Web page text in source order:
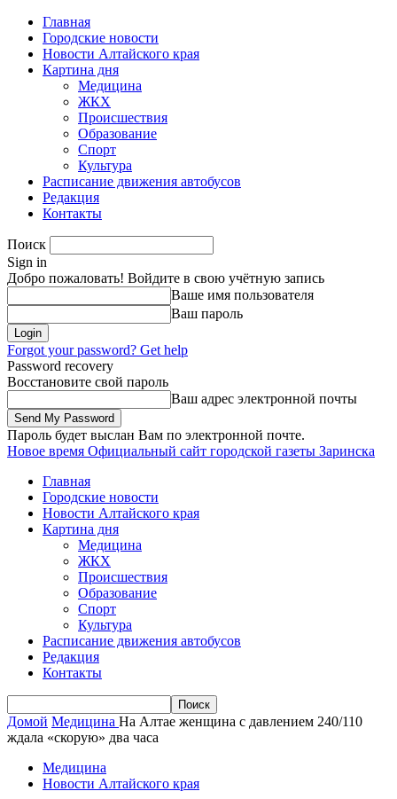
Главная
Городские новости
Новости Алтайского края
Картина дня
Медицина
ЖКХ
Происшествия
Образование
Спорт
Культура
Расписание движения автобусов
Редакция
Контакты
Поиск
Sign in
Добро пожаловать! Войдите в свою учётную запись
Ваше имя пользователя
Ваш пароль
Forgot your password? Get help
Password recovery
Восстановите свой пароль
Ваш адрес электронной почты
Пароль будет выслан Вам по электронной почте.
Новое время Официальный сайт городской газеты Заринска
Главная
Городские новости
Новости Алтайского края
Картина дня
Медицина
ЖКХ
Происшествия
Образование
Спорт
Культура
Расписание движения автобусов
Редакция
Контакты
Домой Медицина На Алтае женщина с давлением 240/110
ждала «скорую» два часа
Медицина
Новости Алтайского края